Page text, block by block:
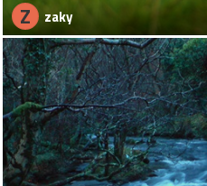
Z zaky